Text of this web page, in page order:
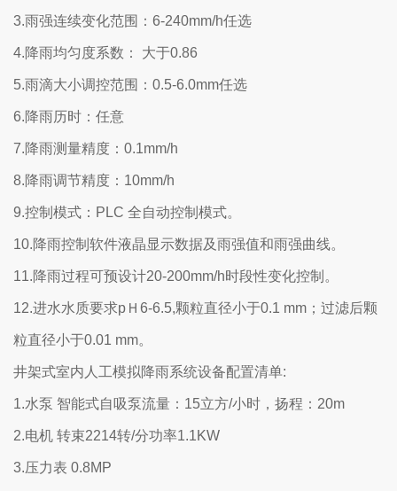
3.雨强连续变化范围：6-240mm/h任选
4.降雨均匀度系数： 大于0.86
5.雨滴大小调控范围：0.5-6.0mm任选
6.降雨历时：任意
7.降雨测量精度：0.1mm/h
8.降雨调节精度：10mm/h
9.控制模式：PLC 全自动控制模式。
10.降雨控制软件液晶显示数据及雨强值和雨强曲线。
11.降雨过程可预设计20-200mm/h时段性变化控制。
12.进水水质要求pＨ6-6.5,颗粒直径小于0.1 mm；过滤后颗
粒直径小于0.01 mm。
井架式室内人工模拟降雨系统设备配置清单:
1.水泵 智能式自吸泵流量：15立方/小时，扬程：20m
2.电机 转束2214转/分功率1.1KW
3.压力表 0.8MP